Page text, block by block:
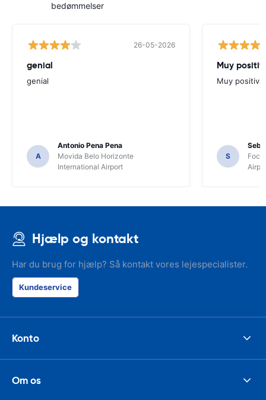
bedømmelser
26-05-2026
genial
genial
A
Antonio Pena Pena
Movida Belo Horizonte
International Airport
Muy
Muy positiva
S
Foco
Hjælp og kontakt
Har du brug for hjælp? Så kontakt vores lejespecialister.
Kundeservice
Konto
Om os